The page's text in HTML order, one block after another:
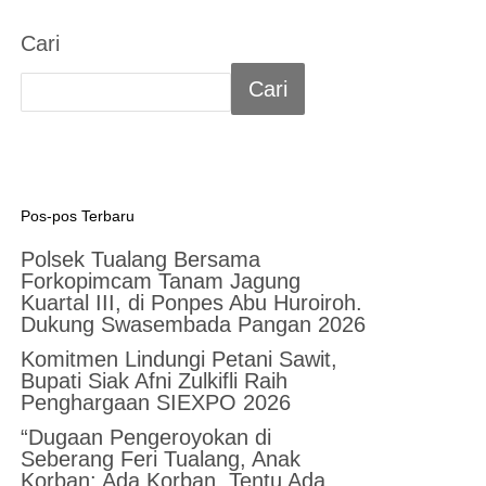
Cari
Cari
Pos-pos Terbaru
Polsek Tualang Bersama
Forkopimcam Tanam Jagung
Kuartal III, di Ponpes Abu Huroiroh.
Dukung Swasembada Pangan 2026
Komitmen Lindungi Petani Sawit,
Bupati Siak Afni Zulkifli Raih
Penghargaan SIEXPO 2026
“Dugaan Pengeroyokan di
Seberang Feri Tualang, Anak
Korban: Ada Korban, Tentu Ada